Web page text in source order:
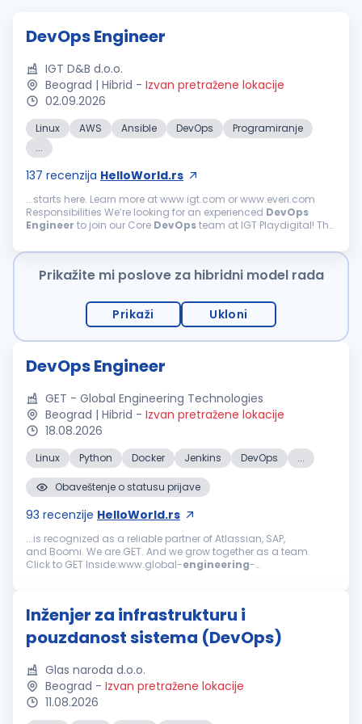
DevOps Engineer
IGT D&B d.o.o.
Beograd | Hibrid - Izvan pretražene lokacije
02.09.2026
Linux AWS Ansible DevOps
Programiranje
...
137 recenzija HelloWorld.rs
...starts here. Learn more at www.igt.com or www.everi.com
Responsibilities We’re looking for an experienced DevOps
Engineer to join our Core DevOpsteam at IGT Playdigital! The
Prikažite mi poslove za hibridni model rada
Prikaži Ukloni
DevOps Engineer
GET - Global Engineering Technologies
Beograd | Hibrid - Izvan pretražene lokacije
18.08.2026
Linux Python Docker Jenkins DevOps ...
Obaveštenje o statusu prijave
93 recenzije HelloWorld.rs
...is recognized as a reliable partner of Atlassian, SAP,
and Boomi. We are GET. And we grow together as a team.
Click to GET Inside:www.global-engineering-
Inženjer za infrastrukturu i
pouzdanost sistema (DevOps)
Glas naroda d.o.o.
Beograd - Izvan pretražene lokacije
11.08.2026